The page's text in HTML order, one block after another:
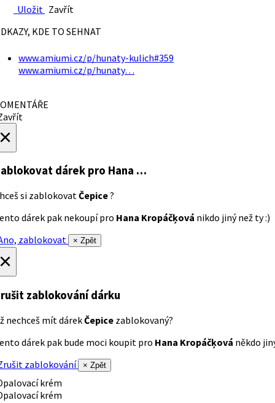
Uložit Zavřít
KDE TO SEHNAT
www.amiumi.cz/p/hunaty-kulich#359
www.amiumi.cz/p/hunaty…
dárek pro Hana …
si zablokovatČepice?
dárek pak nekoupí pro Hana Kropáčķová nikdo jiný než ty :)
zablokovat
× Zpět
zablokování dárku
nechceš mít dárekČepice zablokovaný?
dárek pak bude moci koupit pro Hana Kropáčķová někdo
zablokování
× Zpět